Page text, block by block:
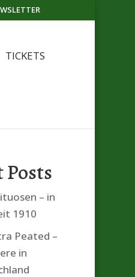
TICKETS
Posts
– in
1910
Peated –
in